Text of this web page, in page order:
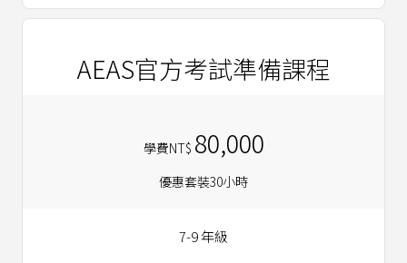
AEAS官方考試準備課程
學費NT$ 80,000
優惠套裝30小時
7-9 年級